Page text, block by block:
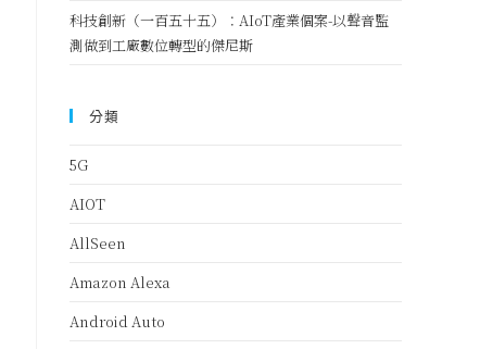
科技創新（一百五十五）：AIoT產業個案-以聲音監
測做到工廠數位轉型的傑尼斯
分類
5G
AIOT
AllSeen
Amazon Alexa
Android Auto